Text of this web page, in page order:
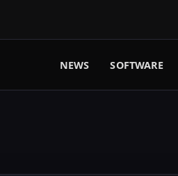
NEWS SOFTWARE